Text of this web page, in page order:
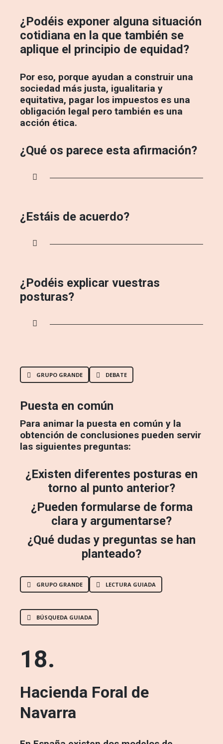
¿Podéis exponer alguna situación
cotidiana en la que también se
aplique el principio de equidad?
Por eso, porque ayudan a construir una
sociedad más justa, igualitaria y
equitativa, pagar los impuestos es una
obligación legal pero también es una
acción ética.
¿Qué os parece esta afirmación?
¿Estáis de acuerdo?
¿Podéis explicar vuestras
posturas?
GRUPO GRANDE DEBATE
Puesta en común
Para animar la puesta en común y la
obtención de conclusiones pueden servir
las siguientes preguntas:
¿Existen diferentes posturas en
torno al punto anterior?
¿Pueden formularse de forma
clara y argumentarse?
¿Qué dudas y preguntas se han
planteado?
GRUPO GRANDE LECTURA GUIADA
BÚSQUEDA GUIADA
18.
Hacienda Foral de
Navarra